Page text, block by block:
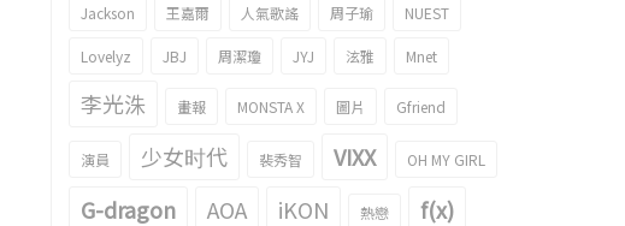
Jackson 王嘉爾 人氣歌謠 周子瑜 NUEST
Lovelyz JBJ 周潔瓊 JYJ 泫雅 Mnet
李光洙 畫報 MONSTA X 圖片 Gfriend
演員 少女时代 裴秀智 VIXX OH MY GIRL
G-dragon AOA iKON 熱戀
f(x)